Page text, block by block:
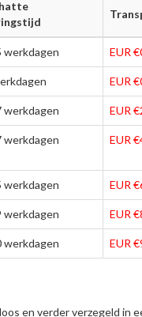
werkdagen EUR
EUR
werkdagen EUR
werkdagen EUR
werkdagen EUR
werkdagen EUR
werkdagen EUR
en verder verzegeld in